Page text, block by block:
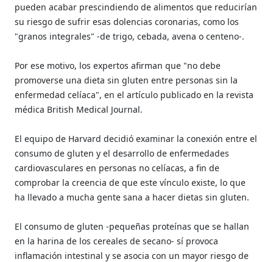
pueden acabar prescindiendo de alimentos que reducirían
su riesgo de sufrir esas dolencias coronarias, como los
"granos integrales" -de trigo, cebada, avena o centeno-.
Por ese motivo, los expertos afirman que "no debe
promoverse una dieta sin gluten entre personas sin la
enfermedad celíaca", en el artículo publicado en la revista
médica British Medical Journal.
El equipo de Harvard decidió examinar la conexión entre el
consumo de gluten y el desarrollo de enfermedades
cardiovasculares en personas no celíacas, a fin de
comprobar la creencia de que este vínculo existe, lo que
ha llevado a mucha gente sana a hacer dietas sin gluten.
El consumo de gluten -pequeñas proteínas que se hallan
en la harina de los cereales de secano- sí provoca
inflamación intestinal y se asocia con un mayor riesgo de